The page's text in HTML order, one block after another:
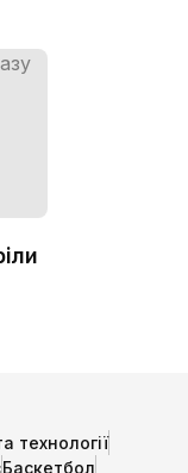
технології
Баскетбол